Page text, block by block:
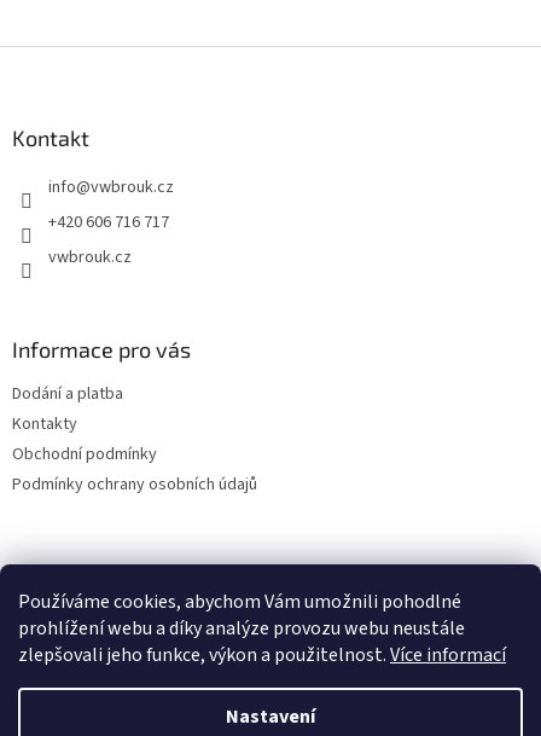
Používáme cookies, abychom Vám umožnili pohodlné
prohlížení webu a díky analýze provozu webu neustále
zlepšovali jeho funkce, výkon a použitelnost.Více informací
Nastavení
Kontakt
info@vwbrouk.cz
+420 606 716 717
vwbrouk.cz
Informace pro vás
Dodání a platba
Kontakty
Obchodní podmínky
Podmínky ochrany osobních údajů
Vytvořil Shoptet